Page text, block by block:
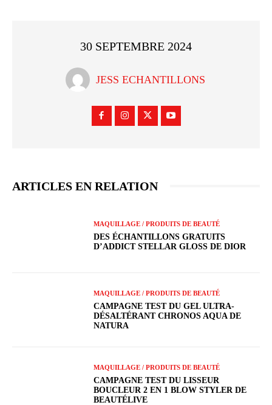
30 SEPTEMBRE 2024
JESS ECHANTILLONS
ARTICLES EN RELATION
MAQUILLAGE / PRODUITS DE BEAUTÉ
DES ÉCHANTILLONS GRATUITS
D’ADDICT STELLAR GLOSS DE DIOR
MAQUILLAGE / PRODUITS DE BEAUTÉ
CAMPAGNE TEST DU GEL ULTRA-
DÉSALTÉRANT CHRONOS AQUA DE
NATURA
MAQUILLAGE / PRODUITS DE BEAUTÉ
CAMPAGNE TEST DU LISSEUR
BOUCLEUR 2 EN 1 BLOW STYLER DE
BEAUTÉLIVE